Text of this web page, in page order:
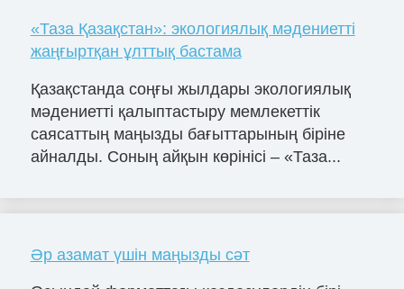
«Таза Қазақстан»: экологиялық мәдениетті
жаңғыртқан ұлттық бастама
Қазақстанда соңғы жылдары экологиялық
мәдениетті қалыптастыру мемлекеттік
саясаттың маңызды бағыттарының біріне
айналды. Соның айқын көрінісі – «Таза...
Әр азамат үшін маңызды сәт